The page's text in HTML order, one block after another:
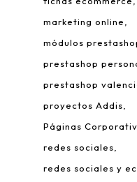
marketing online
módulos
prestashop
prestashop
proyectos Addis
Páginas
redes sociales
redes sociales y
Leonardo da Vinci, 22.
Tecnológico de
Paterna – Valencia
info@addis.es
(+34) 96 134 46 64